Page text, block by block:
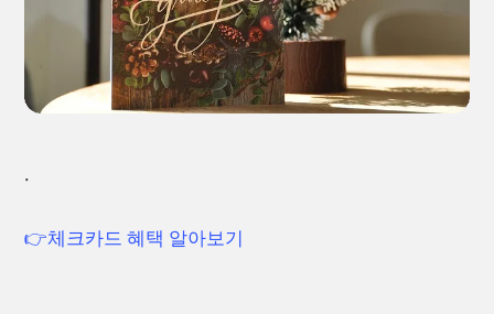
.
👉체크카드 혜택 알아보기